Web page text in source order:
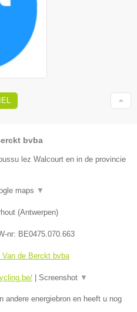
bvba
lez Walcourt en in de provincie
maps ▼
(Antwerpen)
nr: BE0475.070.663
Van de Berckt bvba
| Screenshot ▼
andere energiebron en heeft u nog